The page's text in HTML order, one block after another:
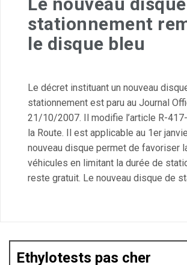
stationnement
le disque bleu
Le décret instituant un nouveau
stationnement est paru au Journal
21/10/2007. Il modifie l’article R-
la Route. Il est applicable au 1er
nouveau disque permet de favoriser
véhicules en limitant la durée de
reste gratuit. Le nouveau disque de
Ethylotests pas cher